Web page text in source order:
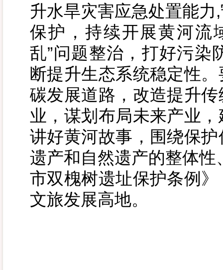
升水旱灾害应急处置能
保护，持续开展黄河流
乱”问题整治，打好污染
断提升生态系统稳定性
碳发展道路，改造提升
业，谋划布局未来产业
讲好黄河故事，围绕保
遗产和自然遗产的整体
市双槐树遗址保护条例
文旅发展高地。